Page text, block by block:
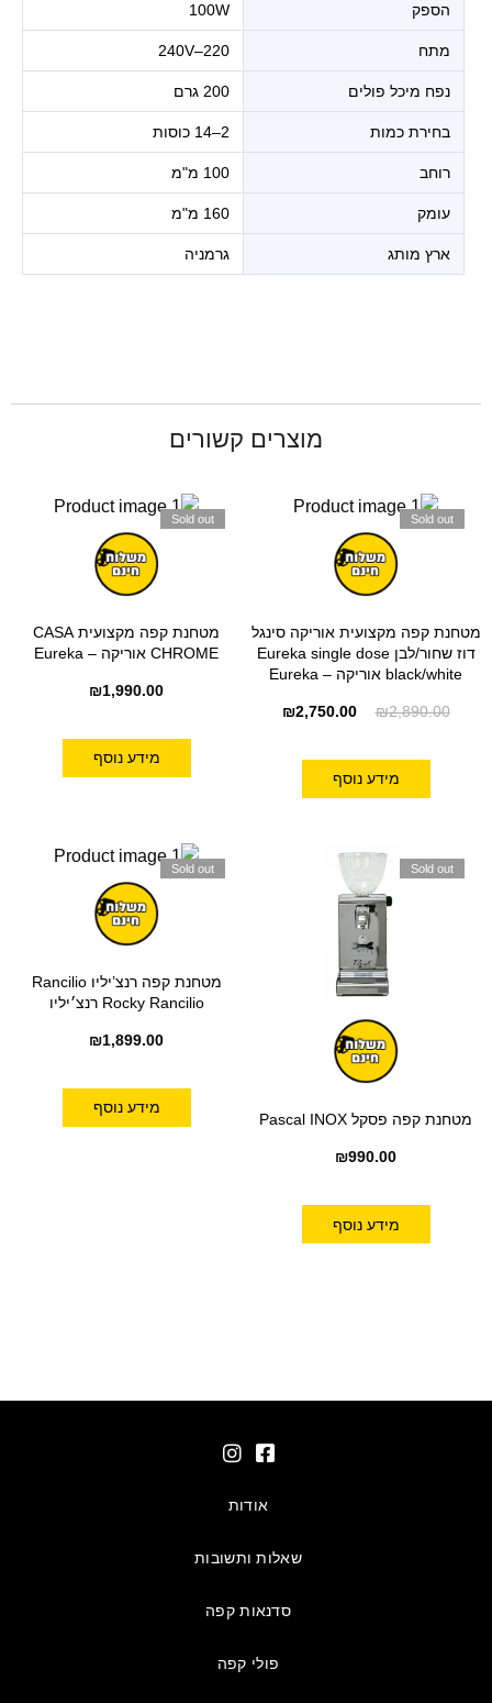
הספק 100W
מתח 220–240V
נפח מיכל פולים 200 גרם
בחירת כמות 2–14 כוסות
רוחב 100 מ"מ
עומק 160 מ"מ
ארץ מותג גרמניה
מוצרים קשורים
Sold out
מטחנת קפה מקצועית אוריקה סינגל
דוז שחור/לבן Eureka single dose
black/white אוריקה – Eureka
₪2,890.00
₪2,750.00
מידע נוסף
Sold out
מטחנת קפה מקצועית CASA
CHROME אוריקה – Eureka
₪1,990.00
מידע נוסף
Sold out
מטחנת קפה פסקל Pascal INOX
₪990.00
מידע נוסף
Sold out
מטחנת קפה רנצ’יליו Rancilio
Rocky Rancilio רנצ׳יליו
₪1,899.00
מידע נוסף
אודות
שאלות ותשובות
סדנאות קפה
פולי קפה